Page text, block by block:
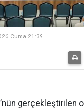
Cuma 21:39
gerçekleştirilen